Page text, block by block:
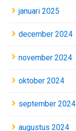
januari 2025
december 2024
november 2024
oktober 2024
september 2024
augustus 2024